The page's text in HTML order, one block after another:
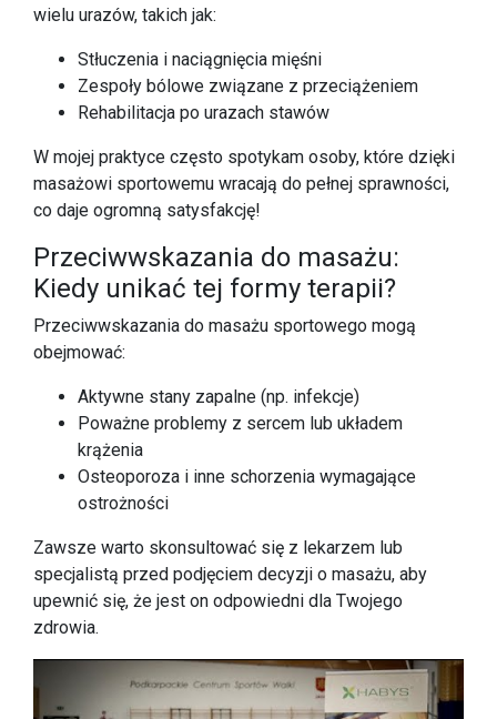
wielu urazów, takich jak:
Stłuczenia i naciągnięcia mięśni
Zespoły bólowe związane z przeciążeniem
Rehabilitacja po urazach stawów
W mojej praktyce często spotykam osoby, które dzięki
masażowi sportowemu wracają do pełnej sprawności,
co daje ogromną satysfakcję!
Przeciwwskazania do masażu:
Kiedy unikać tej formy terapii?
Przeciwwskazania do masażu sportowego mogą
obejmować:
Aktywne stany zapalne (np. infekcje)
Poważne problemy z sercem lub układem
krążenia
Osteoporoza i inne schorzenia wymagające
ostrożności
Zawsze warto skonsultować się z lekarzem lub
specjalistą przed podjęciem decyzji o masażu, aby
upewnić się, że jest on odpowiedni dla Twojego
zdrowia.